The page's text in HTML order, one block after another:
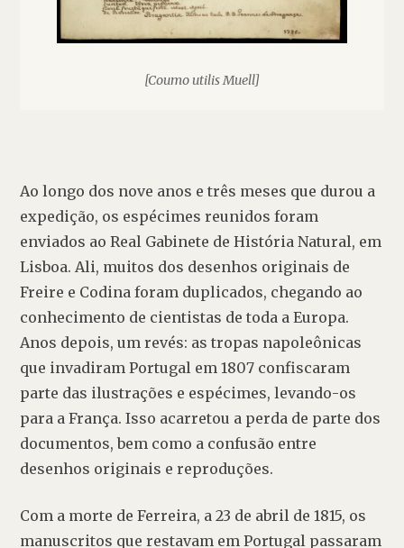
[Coumo utilis Muell]
Ao longo dos nove anos e três meses que durou a
expedição, os espécimes reunidos foram
enviados ao Real Gabinete de História Natural, em
Lisboa. Ali, muitos dos desenhos originais de
Freire e Codina foram duplicados, chegando ao
conhecimento de cientistas de toda a Europa.
Anos depois, um revés: as tropas napoleônicas
que invadiram Portugal em 1807 confiscaram
parte das ilustrações e espécimes, levando-os
para a França. Isso acarretou a perda de parte dos
documentos, bem como a confusão entre
desenhos originais e reproduções.
Com a morte de Ferreira, a 23 de abril de 1815, os
manuscritos que restavam em Portugal passaram